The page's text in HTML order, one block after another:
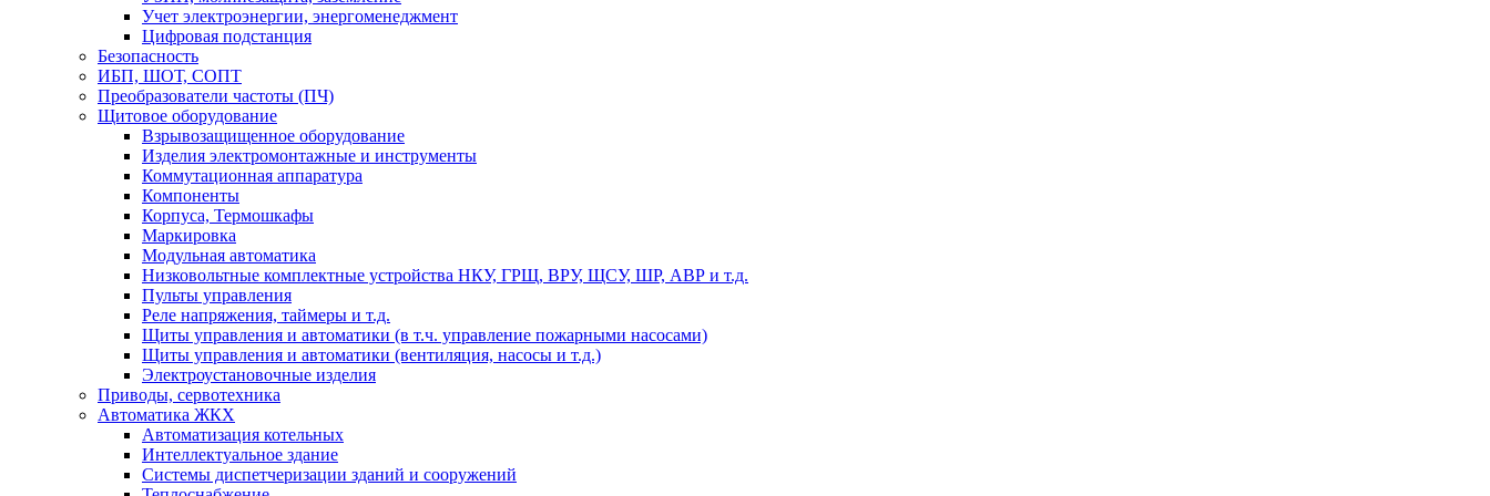
Учет электроэнергии, энергоменеджмент
Цифровая подстанция
Безопасность
ИБП, ШОТ, СОПТ
Преобразователи частоты (ПЧ)
Щитовое оборудование
Взрывозащищенное оборудование
Изделия электромонтажные и инструменты
Коммутационная аппаратура
Компоненты
Корпуса, Термошкафы
Маркировка
Модульная автоматика
Низковольтные комплектные устройства НКУ, ГРЩ, ВРУ, ЩСУ, ШР, АВР и т.д.
Пульты управления
Реле напряжения, таймеры и т.д.
Щиты управления и автоматики (в т.ч. управление пожарными насосами)
Щиты управления и автоматики (вентиляция, насосы и т.д.)
Электроустановочные изделия
Приводы, сервотехника
Автоматика ЖКХ
Автоматизация котельных
Интеллектуальное здание
Системы диспетчеризации зданий и сооружений